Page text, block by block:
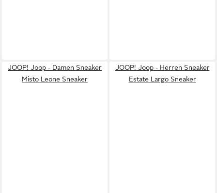
JOOP! Joop - Damen Sneaker
Misto Leone Sneaker
JOOP! Joop - Herren Sneaker
Estate Largo Sneaker